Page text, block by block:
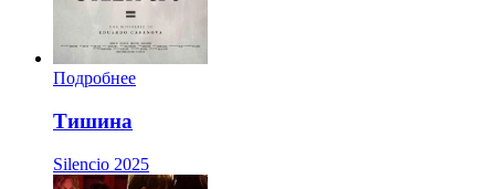
Подробнее
Тишина
Silencio 2025